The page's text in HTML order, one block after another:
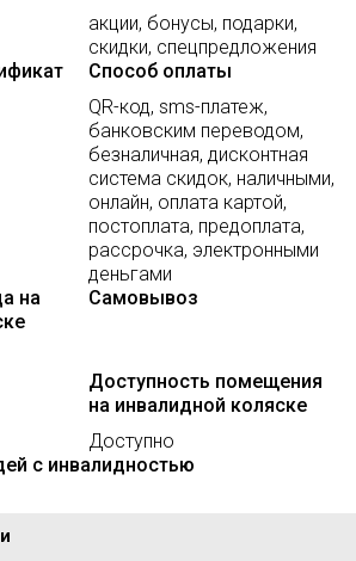
акции, бонусы, подарки,
скидки, спецпредложения
Способ оплаты
QR-код, sms-платеж,
банковским переводом,
безналичная, дисконтная
система скидок, наличными,
онлайн, оплата картой,
постоплата, предоплата,
рассрочка, электронными
деньгами
на
Самовывоз
Доступность помещения
на инвалидной коляске
Доступно
с инвалидностью